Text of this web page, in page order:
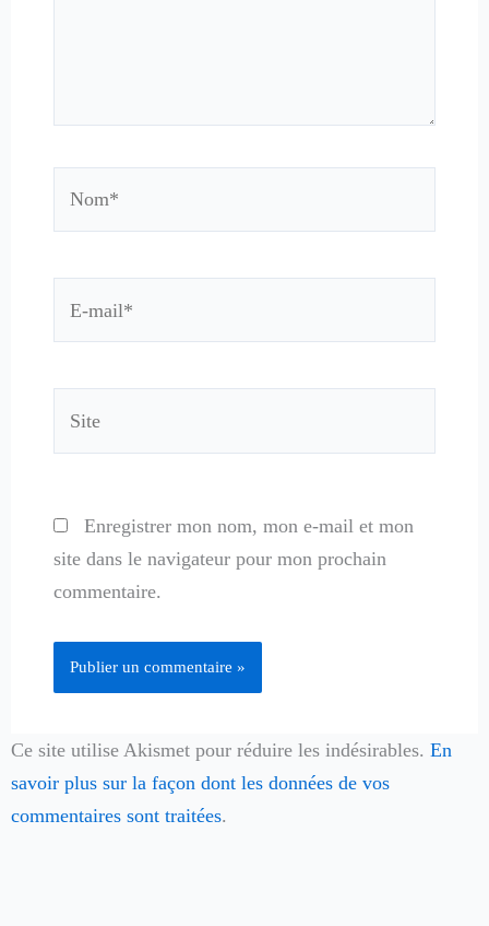
Enregistrer mon nom, mon e-mail et mon
site dans le navigateur pour mon prochain
commentaire.
Ce site utilise Akismet pour réduire les indésirables. En
savoir plus sur la façon dont les données de vos
commentaires sont traitées.